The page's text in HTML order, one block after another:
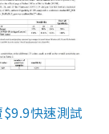
快速測試